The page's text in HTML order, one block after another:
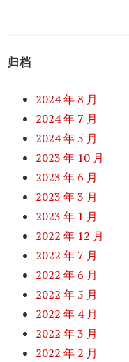
归档
2024 年 8 月
2024 年 7 月
2024 年 5 月
2023 年 10 月
2023 年 6 月
2023 年 3 月
2023 年 1 月
2022 年 12 月
2022 年 7 月
2022 年 6 月
2022 年 5 月
2022 年 4 月
2022 年 3 月
2022 年 2 月